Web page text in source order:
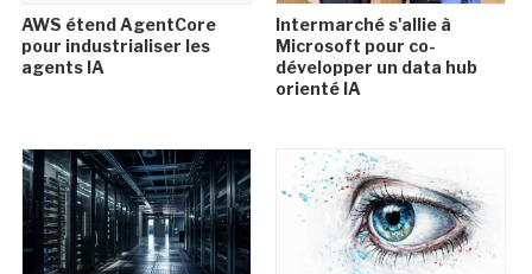
AWS étend AgentCore
pour industrialiser les
agents IA
Intermarché s'allie à
Microsoft pour co-
développer un data hub
orienté IA